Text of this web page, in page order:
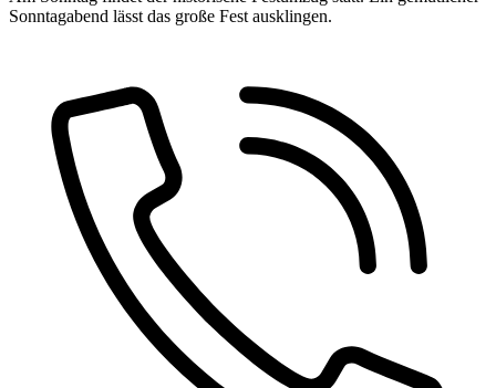
Sonntagabend lässt das große Fest ausklingen.